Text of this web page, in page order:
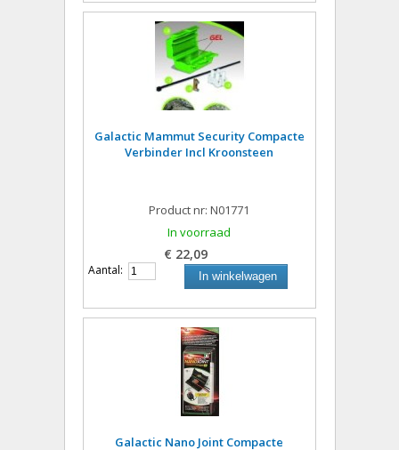
Galactic Mammut Security Compacte
Verbinder Incl Kroonsteen
Product nr: N01771
In voorraad
€ 22,09
Aantal: In winkelwagen
Galactic Nano Joint Compacte